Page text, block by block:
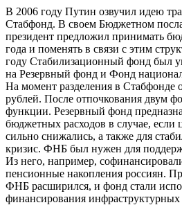
В 2006 году Путин озвучил идею
Стабфонд. В своем Бюджетном
президент предложил принимать
года и поменять в связи с этим
году Стабилизационный фонд был
на Резервный фонд и Фонд
На момент разделения в Стабфонде
рублей. После отпочкования двум
функции. Резервный фонд
бюджетных расходов в случае, если
сильно снижались, а также для
кризис. ФНБ был нужен для
Из него, например,
пенсионные накопления россиян.
ФНБ расширился, и фонд стали
финансирования инфраструктурных